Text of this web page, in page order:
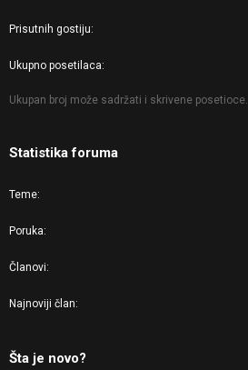
Prisutnih gostiju
Ukupno posetilaca
Ukupan broj može sadržati i skrivene posetioce.
Statistika foruma
Teme
Poruka
Članovi
Najnoviji član
Šta je novo?